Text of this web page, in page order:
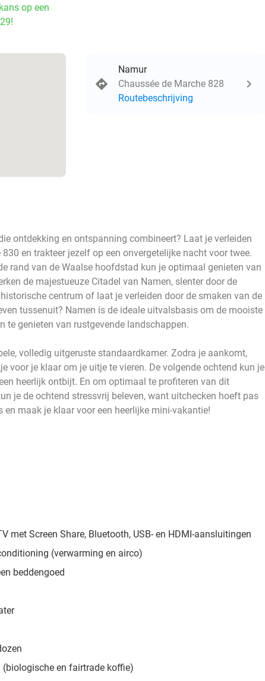
op een
Namur
Chaussée de Marche 828
Routebeschrijving
ontdekking en ontspanning combineert? Laat je verleiden
en trakteer jezelf op een onvergetelijke nacht voor twee.
rand van de Waalse hoofdstad kun je optimaal genieten van
de majestueuze Citadel van Namen, slenter door de
centrum of laat je verleiden door de smaken van de
tussenuit? Namen is de ideale uitvalsbasis om de mooiste
te genieten van rustgevende landschappen.
volledig uitgeruste standaardkamer. Zodra je aankomt,
voor je klaar om je uitje te vieren. De volgende ochtend kun je
heerlijk ontbijt. En om optimaal te profiteren van dit
je de ochtend stressvrij beleven, want uitchecken hoeft pas
en maak je klaar voor een heerlijke mini-vakantie!
met Screen Share, Bluetooth, USB- en HDMI-aansluitingen
(verwarming en airco)
beddengoed
en fairtrade koffie)